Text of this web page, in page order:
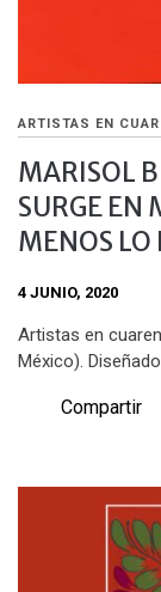
ARTISTAS EN
MARISOL
SURGE EN
MENOS LO
4 JUNIO, 2020
Artistas en
México).
Compartir